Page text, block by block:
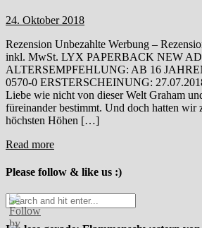
24. Oktober 2018
Rezension Unbezahlte Werbung –
inkl. MwSt. LYX PAPERBACK NEW
ALTERSEMPFEHLUNG: AB 16
0570-0 ERSTERSCHEINUNG:
Liebe wie nicht von dieser Welt Graham
füreinander bestimmt. Und doch hatten wir
höchsten Höhen […]
Read more
Please follow & like us :)